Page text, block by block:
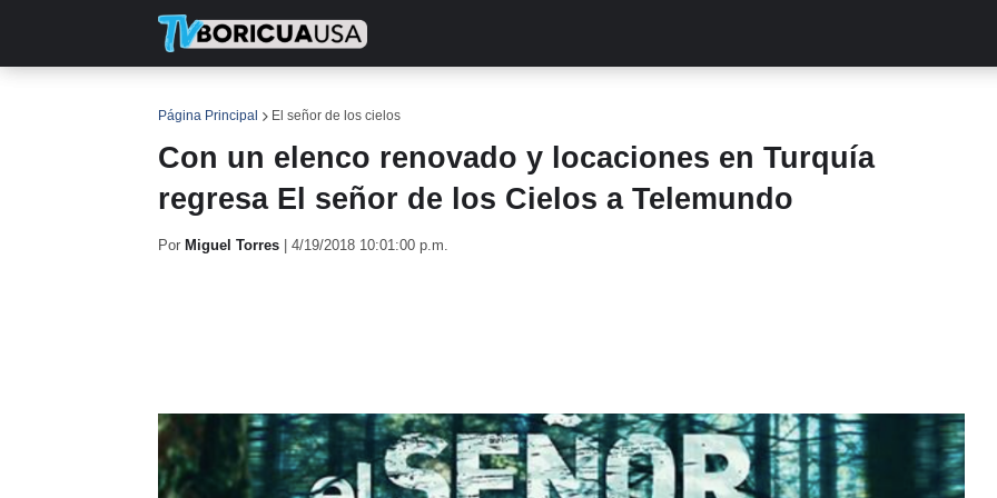
Página Principal El señor de los cielos
Con un elenco renovado y locaciones en Turquía
regresa El señor de los Cielos a Telemundo
Por Miguel Torres 4/19/2018 10:01:00 p.m.